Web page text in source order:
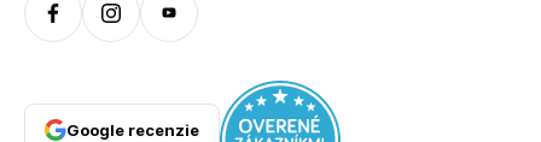
Google recenzie